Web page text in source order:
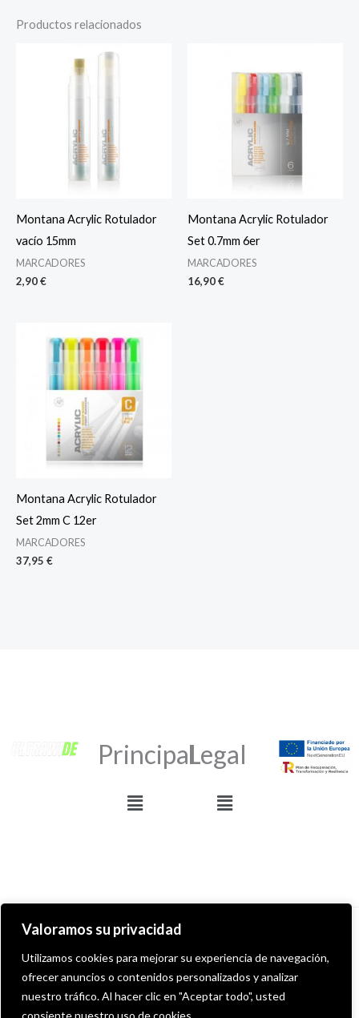
Valoramos su privacidad
Utilizamos cookies para mejorar su experiencia de navegación,
ofrecer anuncios o contenidos personalizados y analizar
nuestro tráfico. Al hacer clic en "Aceptar todo", usted
consiente nuestro uso de cookies.
Productos relacionados
Montana Acrylic Rotulador
vacío 15mm
MARCADORES
2,90€
Montana Acrylic Rotulador
Set 0.7mm 6er
MARCADORES
16,90€
Montana Acrylic Rotulador
Set 2mm C 12er
MARCADORES
37,95 €
Principal
Menú
Legal
Menú